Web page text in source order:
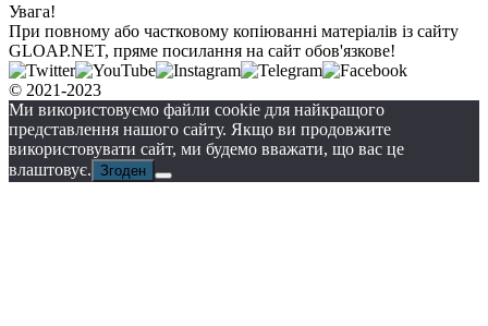
Увага!
При повному або частковому копіюванні матеріалів із сайту
GLOAP.NET, пряме посилання на сайт обов'язкове!
© 2021-2023
Ми використовуємо файли cookie для найкращого
представлення нашого сайту. Якщо ви продовжите
використовувати сайт, ми будемо вважати, що вас це
влаштовує. Згоден